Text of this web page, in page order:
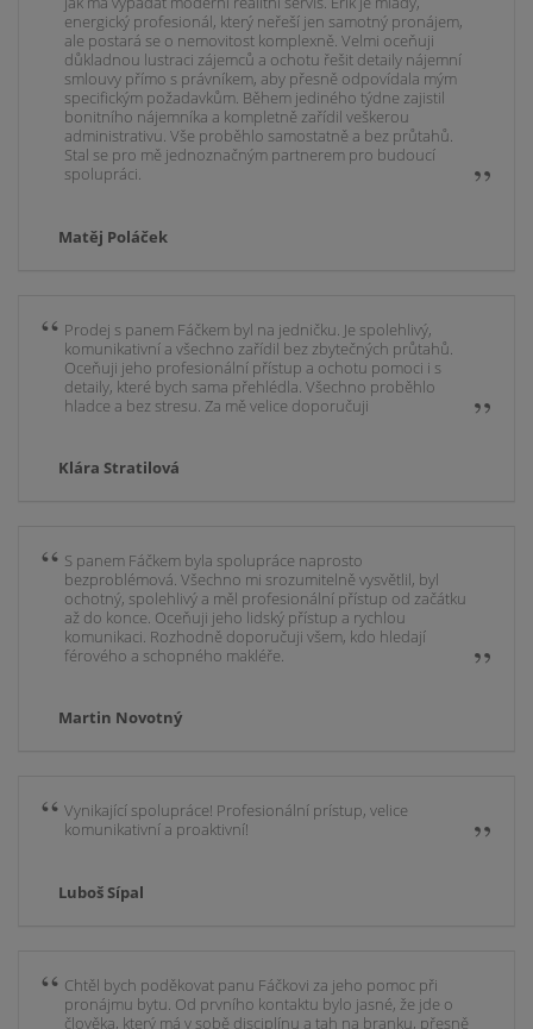
energický profesionál, který neřeší jen samotný pronájem,
ale postará se o nemovitost komplexně. Velmi oceňuji
důkladnou lustraci zájemců a ochotu řešit detaily nájemní
smlouvy přímo s právníkem, aby přesně odpovídala mým
specifickým požadavkům. Během jediného týdne zajistil
bonitního nájemníka a kompletně zařídil veškerou
administrativu. Vše proběhlo samostatně a bez průtahů.
Stal se pro mě jednoznačným partnerem pro budoucí
spolupráci.
Matěj Poláček
Prodej s panem Fáčkem byl na jedničku. Je spolehlivý,
komunikativní a všechno zařídil bez zbytečných průtahů.
Oceňuji jeho profesionální přístup a ochotu pomoci i s
detaily, které bych sama přehlédla. Všechno proběhlo
hladce a bez stresu. Za mě velice doporučuji
Klára Stratilová
S panem Fáčkem byla spolupráce naprosto
bezproblémová. Všechno mi srozumitelně vysvětlil, byl
ochotný, spolehlivý a měl profesionální přístup od začátku
až do konce. Oceňuji jeho lidský přístup a rychlou
komunikaci. Rozhodně doporučuji všem, kdo hledají
férového a schopného makléře.
Martin Novotný
Vynikající spolupráce! Profesionální prístup, velice
komunikativní a proaktivní!
Luboš Sípal
Chtěl bych poděkovat panu Fáčkovi za jeho pomoc při
pronájmu bytu. Od prvního kontaktu bylo jasné, že jde o
člověka, který má v sobě disciplínu a tah na branku, přesně